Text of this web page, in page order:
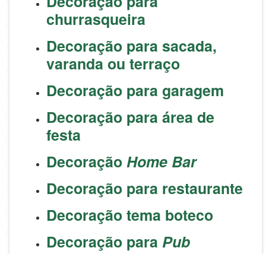
churrasqueira
Decoração para sacada,
varanda ou terraço
Decoração para garagem
Decoração para área de
festa
DecoraçãoHome Bar
Decoração para restaurante
Decoração tema boteco
Decoração para Pub